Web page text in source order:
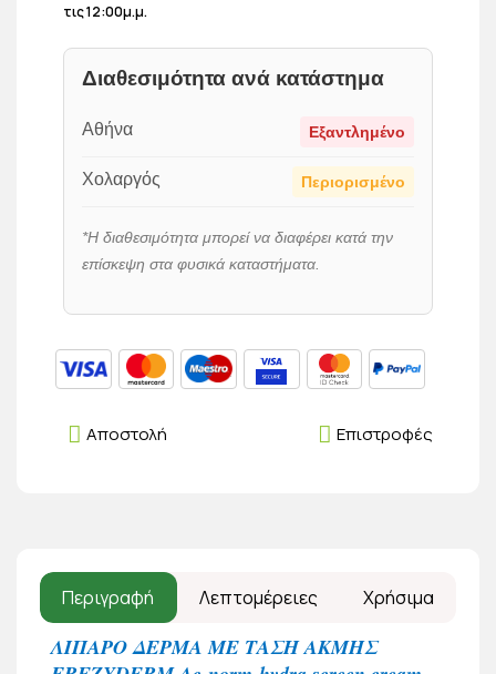
τις 12:00μ.μ.
Διαθεσιμότητα ανά κατάστημα
Αθήνα Εξαντλημένο
Χολαργός Περιορισμένο
*Η διαθεσιμότητα μπορεί να διαφέρει κατά την
επίσκεψη στα φυσικά καταστήματα.
Επιστροφές
Αποστολή
Περιγραφή Λεπτομέρειες Χρήσιμα
ΛΙΠΑΡΟ ΔΕΡΜΑ ΜΕ ΤΑΣΗ ΑΚΜΗΣ